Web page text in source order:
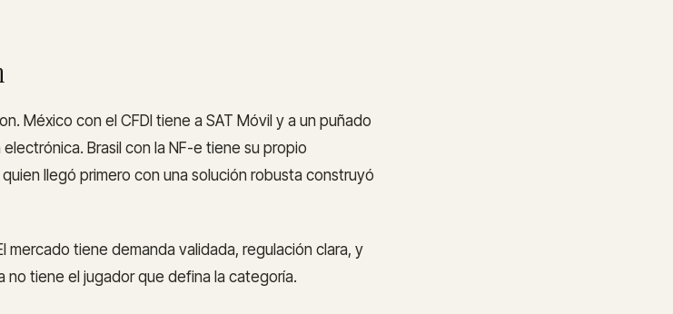
México con el CFDI tiene a SAT Móvil y a un puñado
Brasil con la NF-e tiene su propio
llegó primero con una solución robusta construyó
mercado tiene demanda validada, regulación clara, y
tiene el jugador que defina la categoría.